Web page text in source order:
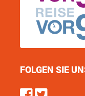
FOLGEN SIE